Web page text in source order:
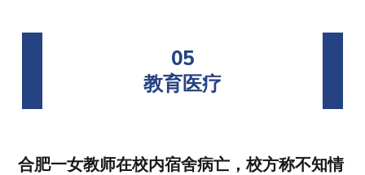
05
教育医疗
合肥一女教师在校内宿舍病亡，校方称不知情